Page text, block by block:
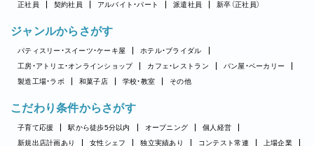
正社員 契約社員 アルバイト・パート 派遣社員 新卒（正社員）
ジャンルからさがす
パティスリー・スイーツ・ケーキ屋
ホテル・ブライダル
工房・アトリエ・オンラインショップ
カフェ・レストラン
パン屋・ベーカリー
製造工場・ラボ
和菓子店 学校・教室 その他
こだわり条件からさがす
子育て応援 駅から徒歩5分以内 オープニング
個人経営
新規出店計画あり
女性シェフ 独立実績あり コンテスト常連
上場企業